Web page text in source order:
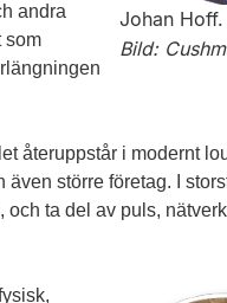
Johan Hoff.
Bild:
andra
som
återuppstår i modernt
större företag. I
och ta del av puls,